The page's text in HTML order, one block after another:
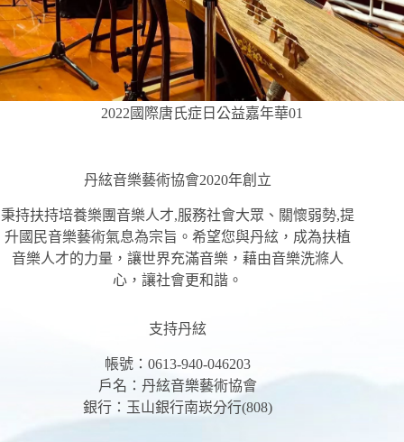
2022國際唐氏症日公益嘉年華01
丹絃音樂藝術協會2020年創立
秉持扶持培養樂團音樂人才,服務社會大眾、關懷弱勢,提
升國民音樂藝術氣息為宗旨。希望您與丹絃，成為扶植
音樂人才的力量，讓世界充滿音樂，藉由音樂洗滌人
心，讓社會更和諧。
支持丹絃
帳號：0613-940-046203
戶名：丹絃音樂藝術協會
銀行：玉山銀行南崁分行(808)